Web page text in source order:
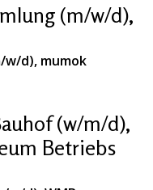
(m/w/d),
w/d), mumok
(w/m/d),
Betriebs